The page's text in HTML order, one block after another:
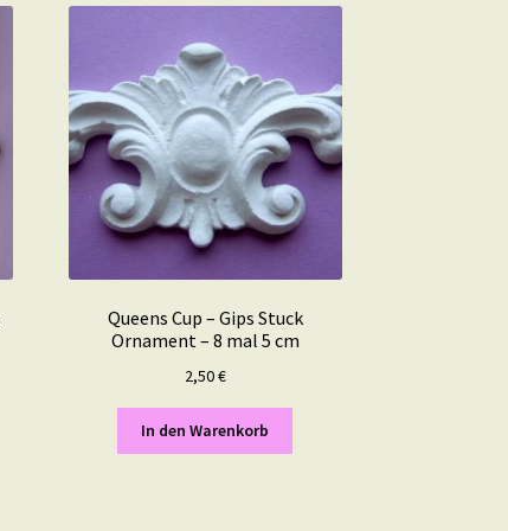
Queens Cup – Gips Stuck
Ornament – 8 mal 5 cm
2,50€
In den Warenkorb